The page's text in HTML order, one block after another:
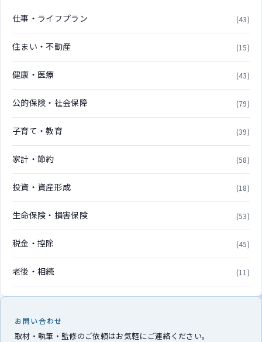
仕事・ライフプラン (43)
住まい・不動産 (15)
健康・医療 (43)
公的保険・社会保障 (79)
子育て・教育 (39)
家計・節約 (58)
投資・資産形成 (18)
生命保険・損害保険 (53)
税金・控除 (45)
老後・相続 (11)
お問い合わせ
取材・執筆・監修のご依頼はお気軽にご連絡ください。